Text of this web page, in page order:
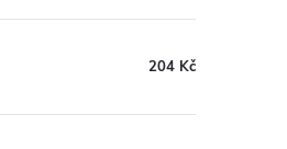
204 Kč